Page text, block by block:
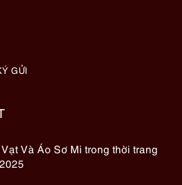
GỬI
Và Áo Sơ Mi trong thời trang